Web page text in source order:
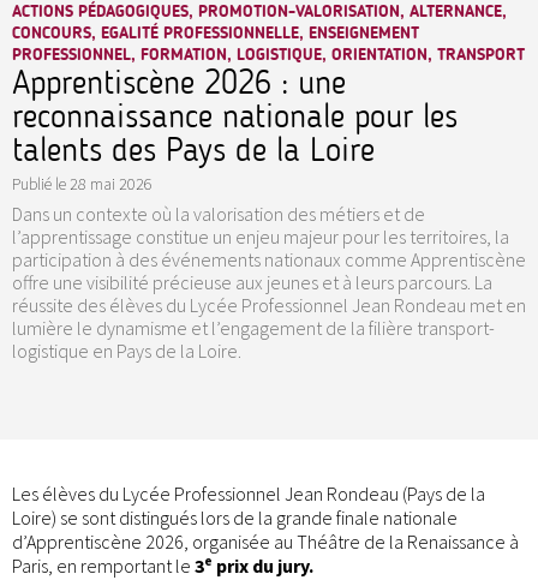
ACTIONS PÉDAGOGIQUES, PROMOTION-VALORISATION, ALTERNANCE,
CONCOURS, EGALITÉ PROFESSIONNELLE, ENSEIGNEMENT
PROFESSIONNEL, FORMATION, LOGISTIQUE, ORIENTATION, TRANSPORT
Apprentiscène 2026 : une
reconnaissance nationale pour les
talents des Pays de la Loire
Publié le 28 mai 2026
Dans un contexte où la valorisation des métiers et de
l’apprentissage constitue un enjeu majeur pour les territoires, la
participation à des événements nationaux comme Apprentiscène
offre une visibilité précieuse aux jeunes et à leurs parcours. La
réussite des élèves du Lycée Professionnel Jean Rondeau met en
lumière le dynamisme et l’engagement de la filière transport-
logistique en Pays de la Loire.
Les élèves du Lycée Professionnel Jean Rondeau (Pays de la
Loire) se sont distingués lors de la grande finale nationale
d’Apprentiscène 2026, organisée au Théâtre de la Renaissance à
Paris, en remportant le 3ᵉ prix du jury.